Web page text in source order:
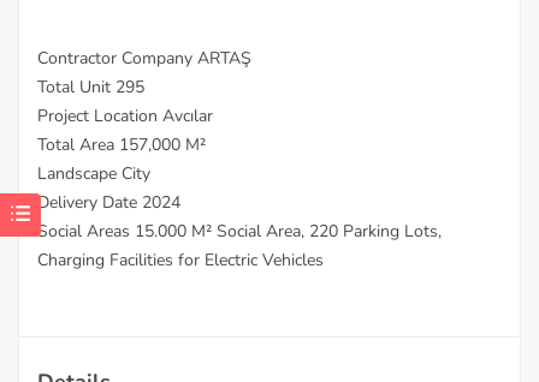
Contractor Company ARTAŞ
Total Unit 295
Project Location Avcılar
Total Area 157,000 M²
Landscape City
Delivery Date 2024
Social Areas 15.000 M² Social Area, 220 Parking Lots,
Charging Facilities for Electric Vehicles